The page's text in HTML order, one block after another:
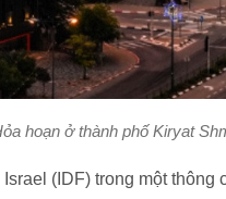
hoạn ở thành phố Kiryat
(IDF) trong một